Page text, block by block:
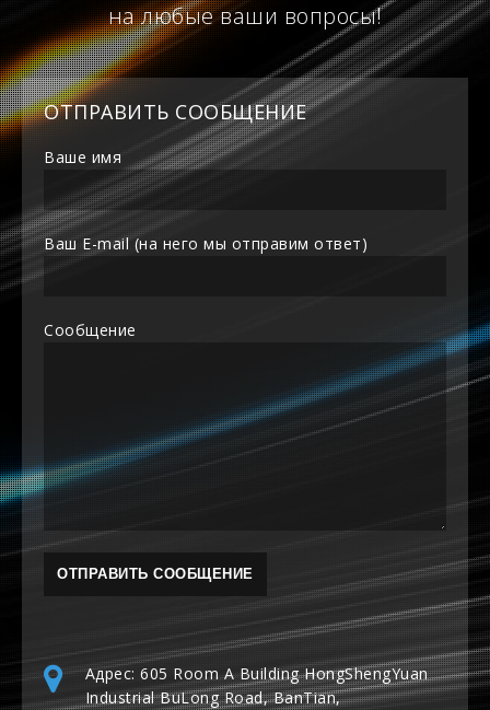
на любые ваши вопросы!
ОТПРАВИТЬ СООБЩЕНИЕ
Ваше имя
Ваш E-mail (на него мы отправим ответ)
Сообщение
Адрес: 605 Room A Building HongShengYuan
Industrial BuLong Road, BanTian,